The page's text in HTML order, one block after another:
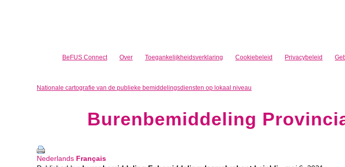
BeFUS Connect Over Toegankelijkheidsverklaring Cookiebeleid Privacybeleid
Nationale cartografie van de publieke bemiddelingsdiensten op lokaal niveau
Burenbemiddeling
Nederlands Français